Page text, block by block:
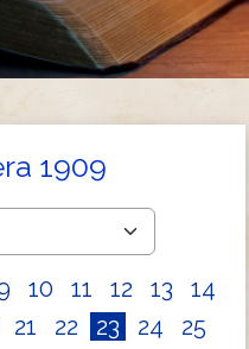
1909
10 11 12 13
14
21 22 23 24
25